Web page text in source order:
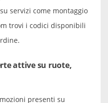
servizi come montaggio
trovi i codici disponibili
attive su ruote,
presenti su